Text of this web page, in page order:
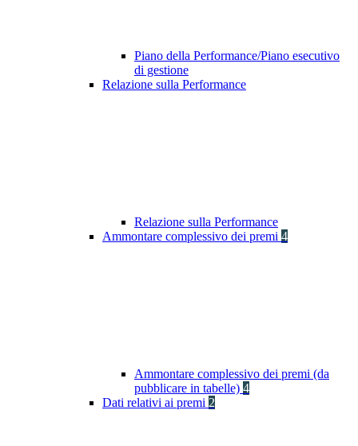
Piano della Performance/Piano esecutivo
di gestione
Relazione sulla Performance
Relazione sulla Performance
Ammontare complessivo dei premi 4
Ammontare complessivo dei premi (da
pubblicare in tabelle) 4
Dati relativi ai premi 2